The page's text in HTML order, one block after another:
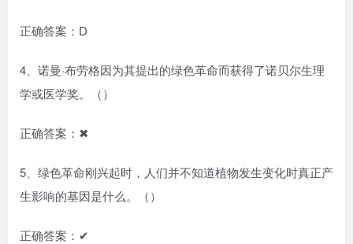
正确答案：D
4、诺曼·布劳格因为其提出的绿色革命而获得了诺贝尔生理
学或医学奖。（）
正确答案：✖
5、绿色革命刚兴起时，人们并不知道植物发生变化时真正产
生影响的基因是什么。（）
正确答案：✔